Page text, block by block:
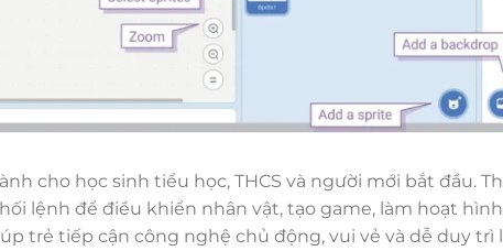
cho học sinh tiểu học, THCS và người mới bắt đầu.
lệnh để điều khiển nhân vật, tạo game, làm hoạt hình
trẻ tiếp cận công nghệ chủ động, vui vẻ và dễ duy trì